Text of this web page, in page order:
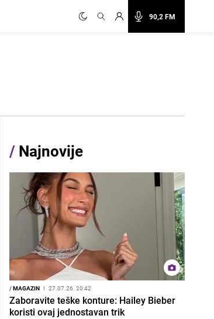
90,2 FM
/ Najnovije
/MAGAZIN I 27.07.26. 20:42
Zaboravite teške konture: Hailey Bieber
koristi ovaj jednostavan trik